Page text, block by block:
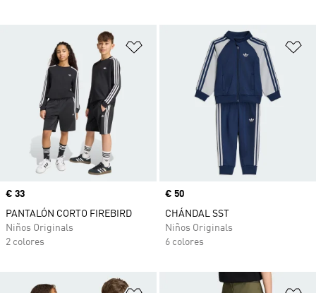
Añadir a la lista de deseos
Precio
€ 33
PANTALÓN CORTO FIREBIRD
Niños Originals
2 colores
Precio
€ 50
CHÁNDAL SST
Niños Originals
6 colores